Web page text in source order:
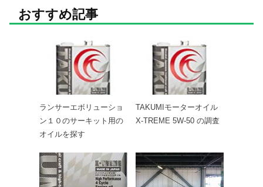
おすすめ記事
ランサーエボリューショ
ン１０のサーキット用の
オイルを探す
TAKUMIモーターオイル
X-TREME 5W-50 の調査